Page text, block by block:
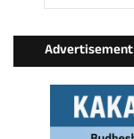
Advertisement